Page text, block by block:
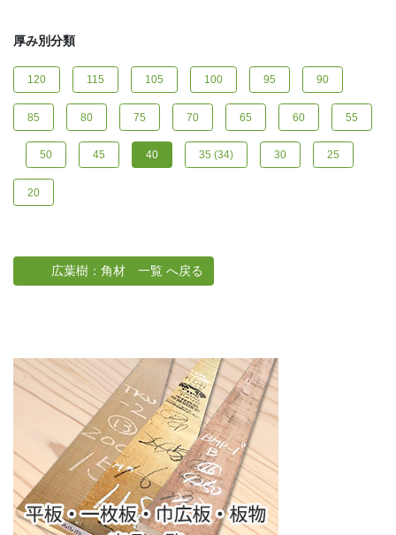
厚み別分類
120 115 105 100 95 90
85 80 75 70 65 60 55
50 45 40 35 (34) 30 25
20
広葉樹：角材 一覧 へ戻る